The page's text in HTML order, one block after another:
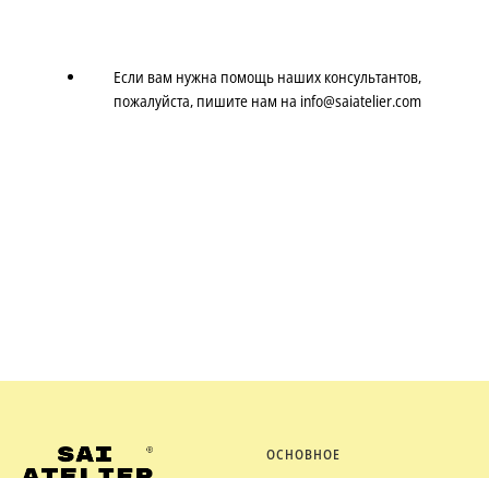
Если вам нужна помощь наших консультантов,
пожалуйста, пишите нам на info@saiatelier.com
ОСНОВНОЕ